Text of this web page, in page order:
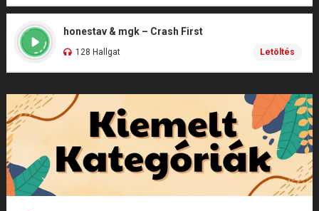
honestav & mgk – Crash First
128 Hallgat Letöltés